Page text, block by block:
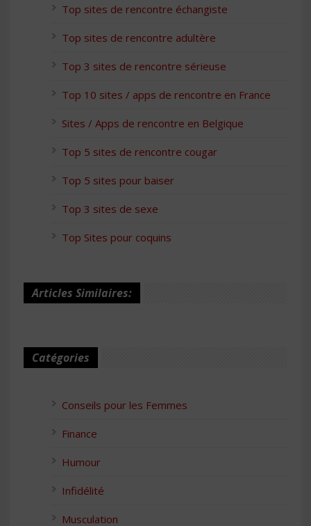
Top sites de rencontre échangiste
Top sites de rencontre adultère
Top 3 sites de rencontre sérieuse
Top 10 sites / apps de rencontre en France
Sites / Apps de rencontre en Belgique
Top 5 sites de rencontre cougar
Top 5 sites pour baiser
Top 3 sites de sexe
Top Sites pour coquins
Articles Similaires:
Catégories
Conseils pour les Femmes
Finance
Humour
Infidélité
Musculation